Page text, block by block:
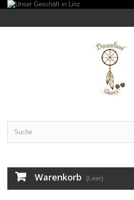
Warenkorb (Leer)